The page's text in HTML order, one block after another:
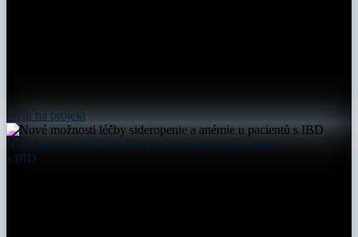
přejít na projekt
Nové možnosti léčby sideropenie a anémie u pacientů
s IBD